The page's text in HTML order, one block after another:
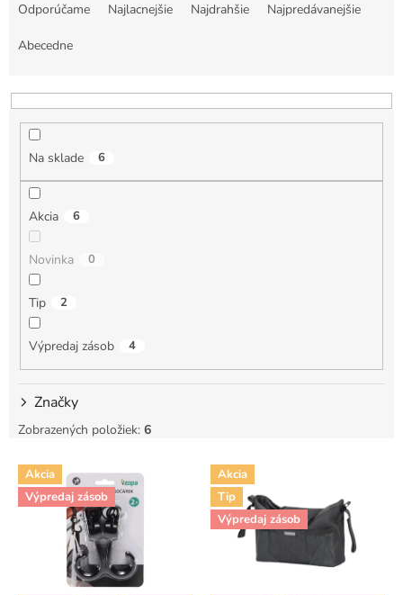
i
e
Odporúčame Najlacnejšie Najdrahšie Najpredávanejšie
Abecedne
Na sklade 6
Akcia 6
Novinka 0
Tip 2
Výpredaj zásob 4
Značky
Zobrazených položiek: 6
V
p
Akcia
Výpredaj zásob
Akcia
Tip
Výpredaj zásob